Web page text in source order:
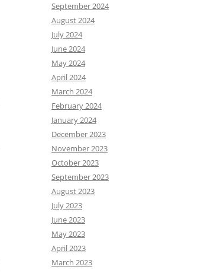
September 2024
August 2024
July 2024
June 2024
May 2024
April 2024
March 2024
February 2024
January 2024
December 2023
November 2023
October 2023
September 2023
August 2023
July 2023
June 2023
May 2023
April 2023
March 2023